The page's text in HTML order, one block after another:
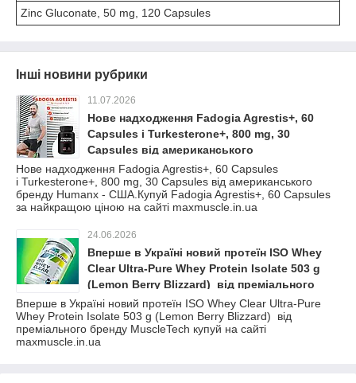
Zinc Gluconate, 50 mg, 120 Capsules
Інші новини рубрики
11.07.2026
Нове надходження Fadogia Agrestis+, 60
Capsules і Turkesterone+, 800 mg, 30
Capsules від американського
бренду Humanx - США.Купуй Fadogia
Agrestis+, 60 Capsules за найкращою ціною
на сайті maxmuscle.in.ua
Нове надходження Fadogia Agrestis+, 60 Capsules
і Turkesterone+, 800 mg, 30 Capsules від американського
бренду Humanx - США.Купуй Fadogia Agrestis+, 60 Capsules
за найкращою ціною на сайті maxmuscle.in.ua
24.06.2026
Вперше в Україні новий протеїн ISO Whey
Clear Ultra-Pure Whey Protein Isolate 503 g
(Lemon Berry Blizzard) від преміального
бренду MuscleTech купуй на сайті
maxmuscle.in.ua
Вперше в Україні новий протеїн ISO Whey Clear Ultra-Pure
Whey Protein Isolate 503 g (Lemon Berry Blizzard) від
преміального бренду MuscleTech купуй на сайті
maxmuscle.in.ua